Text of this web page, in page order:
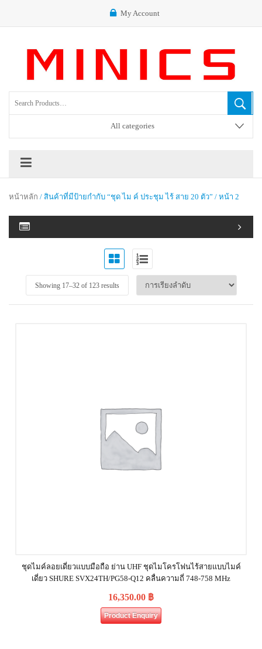
My Account
All categories
หน้าหลัก / สินค้าที่มีป้ายกำกับ “ชุด ไม ค์ ประชุม ไร้ สาย 20 ตัว” / หน้า 2
Showing 17–32of 123 results
ชุดไมค์ลอยเดี่ยวแบบมือถือ ย่าน UHF ชุดไมโครโฟนไร้สายแบบไมค์
เดี่ยว SHURE SVX24TH/PG58-Q12 คลื่นความถี่ 748-758 MHz
16,350.00 ฿
Product Enquiry